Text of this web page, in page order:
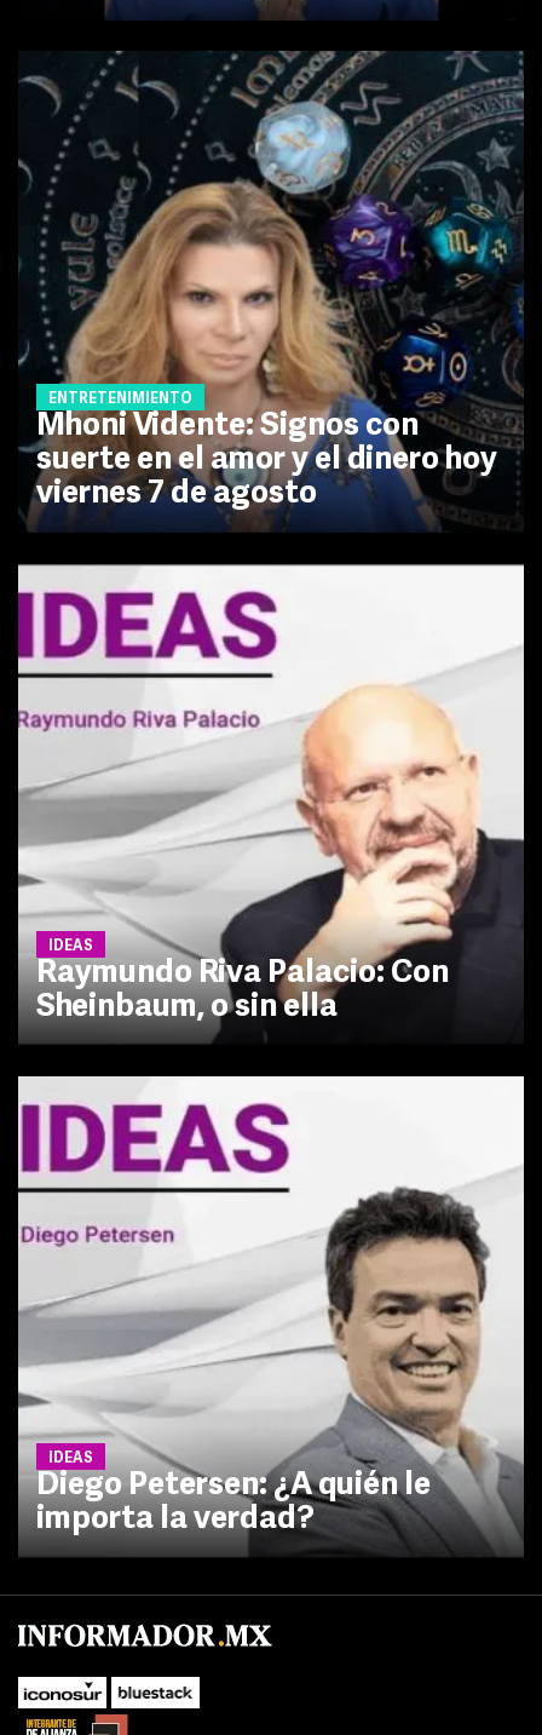
ENTRETENIMIENTO
Mhoni Vidente: Signos con
suerte en el amor y el dinero hoy
viernes 7 de agosto
IDEAS
Raymundo Riva Palacio: Con
Sheinbaum, o sin ella
IDEAS
Diego Petersen: ¿A quién le
importa la verdad?